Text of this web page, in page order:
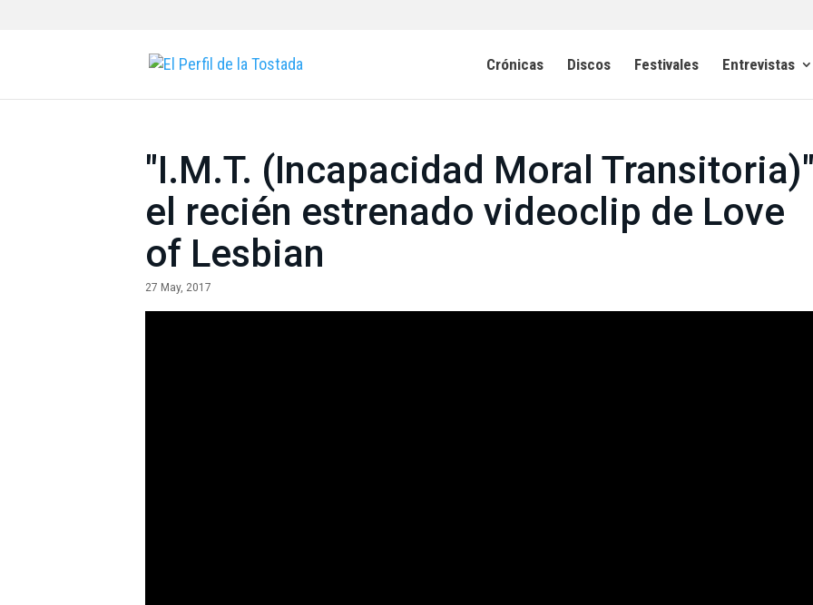
Crónicas Discos Festivales Entrevistas
"I.M.T. (Incapacidad Moral
el recién estrenado videoclip de Love
of Lesbian
27 May, 2017